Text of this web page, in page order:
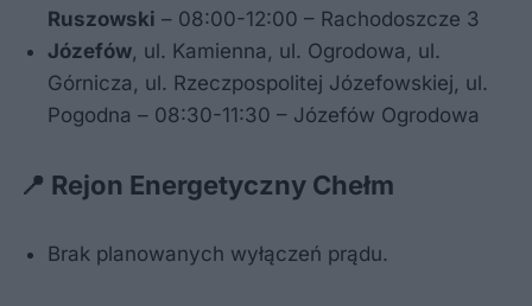
Ruszowski – 08:00-12:00 – Rachodoszcze 3
Józefów , ul. Kamienna, ul. Ogrodowa, ul.
Górnicza, ul. Rzeczpospolitej Józefowskiej, ul.
Pogodna – 08:30-11:30 – Józefów Ogrodowa
📍 Rejon Energetyczny Chełm
Brak planowanych wyłączeń prądu.